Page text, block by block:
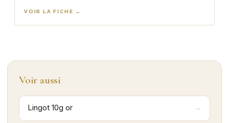
VOIR LA FICHE →
Voir aussi
Lingot 10g or